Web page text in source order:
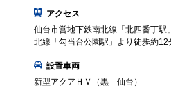
アクセス
仙台市営地下鉄南北線「北四番丁
北線「勾当台公園駅」より徒歩約12
設置車両
新型アクアＨＶ（黒 仙台）